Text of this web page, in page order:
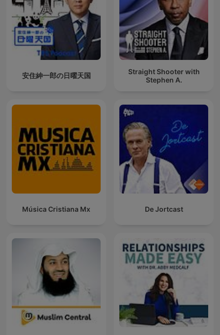
安住紳一郎の日曜天国
Straight Shooter with
Stephen A.
Música Cristiana Mx De Jortcast